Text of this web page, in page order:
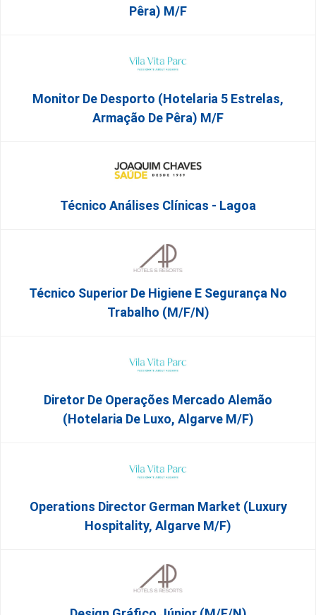
Pêra) M/f
Monitor De Desporto (Hotelaria 5 Estrelas,
Armação De Pêra) M/f
Técnico Análises Clínicas - Lagoa
Técnico Superior De Higiene E Segurança No
Trabalho (m/f/n)
Diretor De Operações Mercado Alemão
(Hotelaria De Luxo, Algarve M/F)
Operations Director German Market (Luxury
Hospitality, Algarve M/F)